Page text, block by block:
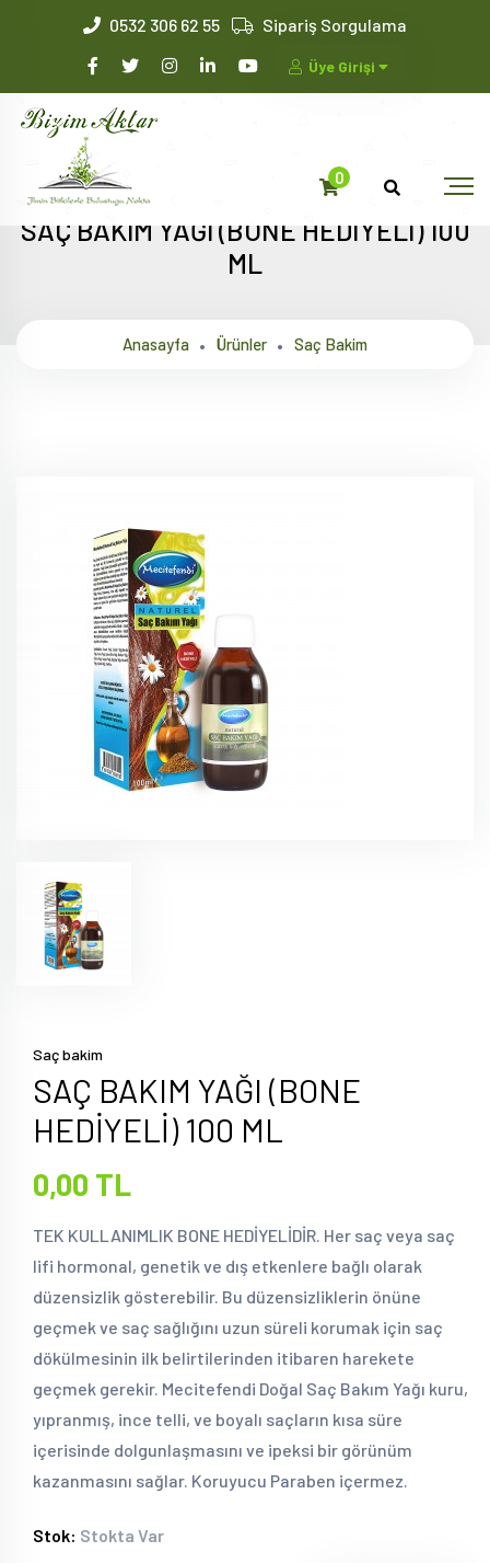
0532 306 62 55 Sipariş Sorgulama
Üye Girişi
0
SAÇ BAKIM YAĞI (BONE HEDİYELİ) 100
ML
Anasayfa Ürünler Saç Bakim
Saç bakim
SAÇ BAKIM YAĞI (BONE
HEDİYELİ) 100 ML
0,00 TL
TEK KULLANIMLIK BONE HEDİYELİDİR. Her saç veya saç
lifi hormonal, genetik ve dış etkenlere bağlı olarak
düzensizlik gösterebilir. Bu düzensizliklerin önüne
geçmek ve saç sağlığını uzun süreli korumak için saç
dökülmesinin ilk belirtilerinden itibaren harekete
geçmek gerekir. Mecitefendi Doğal Saç Bakım Yağı kuru,
yıpranmış, ince telli, ve boyalı saçların kısa süre
içerisinde dolgunlaşmasını ve ipeksi bir görünüm
kazanmasını sağlar. Koruyucu Paraben içermez.
Stok: Stokta Var